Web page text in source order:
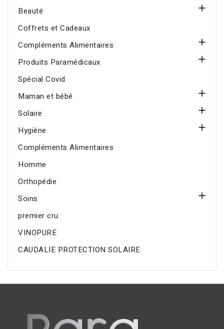
Beauté

Coffrets et Cadeaux
Compléments Alimentaires

Produits Paramédicaux

Spécial Covid
Maman et bébé

Solaire

Hygiène

Compléments Alimentaires
Homme
Orthopédie
Soins

premier cru
VINOPURE
CAUDALIE PROTECTION SOLAIRE